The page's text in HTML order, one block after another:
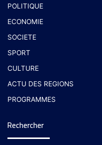
POLITIQUE
ECONOMIE
SOCIETE
SPORT
CULTURE
ACTU DES REGIONS
PROGRAMMES
Rechercher